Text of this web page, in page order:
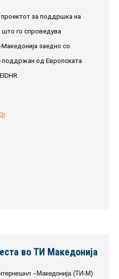
за поддршка на
го спроведува
заедно со
поддржан од Европската
во ТИ Македонија
–Македонија (TИ-М)